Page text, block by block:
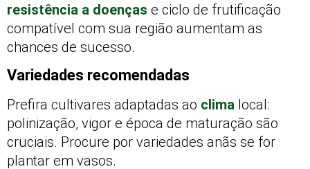
resistência a doenças e ciclo de frutificação
compatível com sua região aumentam as
chances de sucesso.
Variedades recomendadas
Prefira cultivares adaptadas ao clima local:
polinização, vigor e época de maturação são
cruciais. Procure por variedades anãs se for
plantar em vasos.